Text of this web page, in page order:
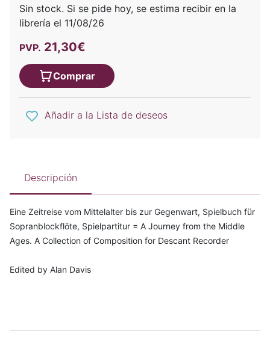
Sin stock. Si se pide hoy, se estima recibir en la
librería el 11/08/26
PVP. 21,30€
Comprar
Añadir a la Lista de deseos
Descripción
Eine Zeitreise vom Mittelalter bis zur Gegenwart, Spielbuch für
Sopranblockflöte, Spielpartitur = A Journey from the Middle
Ages. A Collection of Composition for Descant Recorder
Edited by Alan Davis